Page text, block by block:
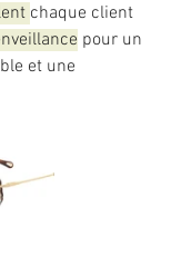
chaque client
pour un
et une